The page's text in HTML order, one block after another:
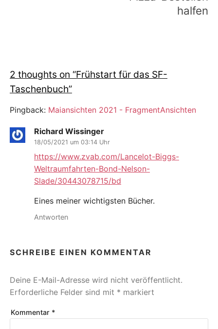
halfen
2 thoughts on “Frühstart für das SF-
Taschenbuch”
Pingback: Maiansichten 2021 - FragmentAnsichten
Richard Wissinger
18/05/2021 um 03:14 Uhr
https://www.zvab.com/Lancelot-Biggs-
Weltraumfahrten-Bond-Nelson-
Slade/30443078715/bd
Eines meiner wichtigsten Bücher.
Antworten
SCHREIBE EINEN KOMMENTAR
Deine E-Mail-Adresse wird nicht veröffentlicht.
Erforderliche Felder sind mit * markiert
Kommentar *